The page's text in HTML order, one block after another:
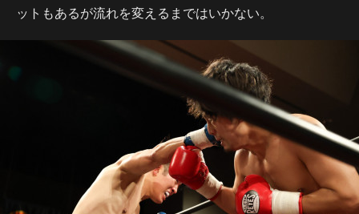
ットもあるが流れを変えるまではいかない。